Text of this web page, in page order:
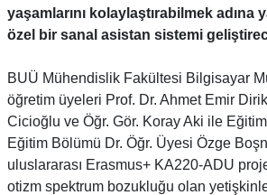
yaşamlarını kolaylaştırabilmek adına
özel bir sanal asistan sistemi
BUÜ Mühendislik Fakültesi Bilgisayar
öğretim üyeleri Prof. Dr. Ahmet Emir
Cicioğlu ve Öğr. Gör. Koray Aki ile
Eğitim Bölümü Dr. Öğr. Üyesi Özge
uluslararası Erasmus+ KA220-ADU
otizm spektrum bozukluğu olan